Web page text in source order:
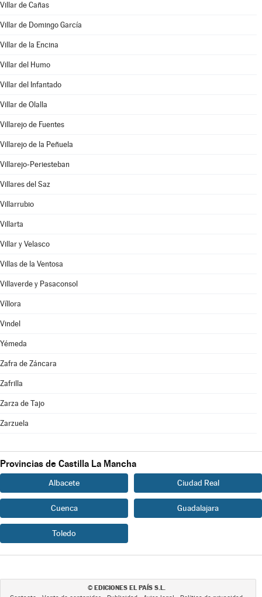
Villar de Cañas
Villar de Domingo García
Villar de la Encina
Villar del Humo
Villar del Infantado
Villar de Olalla
Villarejo de Fuentes
Villarejo de la Peñuela
Villarejo-Periesteban
Villares del Saz
Villarrubio
Villarta
Villar y Velasco
Villas de la Ventosa
Villaverde y Pasaconsol
Víllora
Vindel
Yémeda
Zafra de Záncara
Zafrilla
Zarza de Tajo
Zarzuela
Provincias de Castilla La Mancha
Albacete Ciudad Real
Cuenca Guadalajara
Toledo
© EDICIONES EL PAÍS S.L.